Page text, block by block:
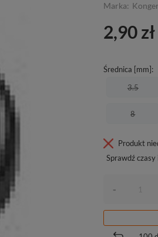
Marka: Konger
2,90 zł
Średnica [mm]
3.5
8
Produkt
Sprawdź
-